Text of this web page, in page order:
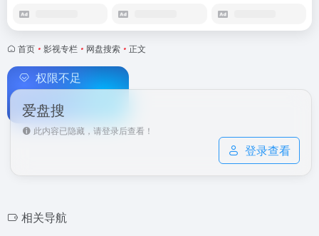
首页 • 影视专栏 • 网盘搜索 • 正文
权限不足
爱盘搜
此内容已隐藏，请登录后查看！
登录查看
相关导航